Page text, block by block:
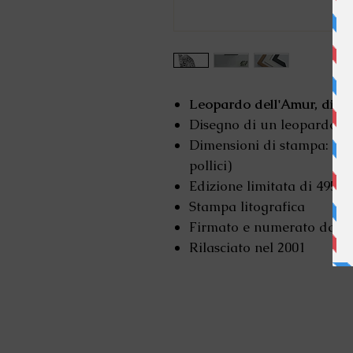
Leopardo dell'Amur, di
Disegno di un leopardo
Dimensioni di stampa:
pollici)
Edizione limitata di 495
Stampa litografica
Firmato e numerato da
Rilasciato nel 2001